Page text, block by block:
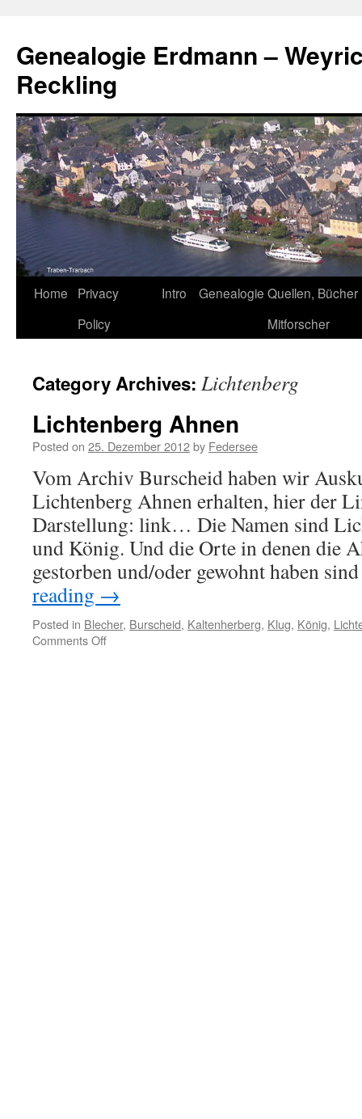
content
Genealogie Erdmann –
Reckling
Home
Privacy
Policy
Intro Genealogie Quellen, Bücher
Mitforscher
Category Archives: Lichtenberg
Lichtenberg Ahnen
Posted on 25. Dezember 2012by Federsee
Vom Archiv Burscheid haben wir
Lichtenberg Ahnen erhalten, hier der
Darstellung: link… Die Namen sind
und König. Und die Orte in denen die
gestorben und/oder gewohnt haben
reading →
Posted in Blecher, Burscheid, Kaltenherberg, Klug, König,
Comments Offon